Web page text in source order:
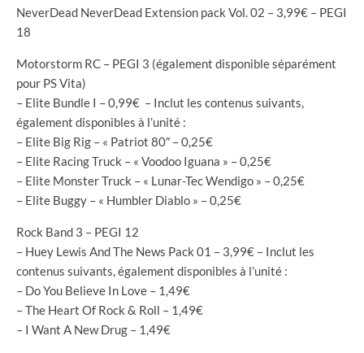
NeverDead NeverDead Extension pack Vol. 02 – 3,99€ – PEGI
18
Motorstorm RC – PEGI 3 (également disponible séparément
pour PS Vita)
– Elite Bundle I – 0,99€ – Inclut les contenus suivants,
également disponibles à l’unité :
– Elite Big Rig – « Patriot 80″ – 0,25€
– Elite Racing Truck – « Voodoo Iguana » – 0,25€
– Elite Monster Truck – « Lunar-Tec Wendigo » – 0,25€
– Elite Buggy – « Humbler Diablo » – 0,25€
Rock Band 3 – PEGI 12
– Huey Lewis And The News Pack 01 – 3,99€ – Inclut les
contenus suivants, également disponibles à l’unité :
– Do You Believe In Love – 1,49€
– The Heart Of Rock & Roll – 1,49€
– I Want A New Drug – 1,49€